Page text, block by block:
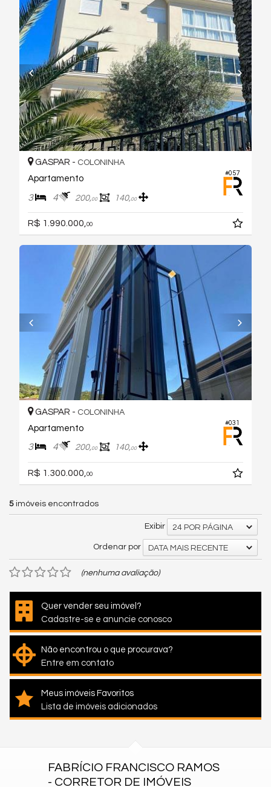
#057
GASPAR - COLONINHA
Apartamento
3 4 200,00 140,00
R$ 1.990.000,00
#031
GASPAR - COLONINHA
Apartamento
3 4 200,00 140,00
R$ 1.300.000, 00
5 imóveis encontrados
Exibir 24 POR PÁGINA
Ordenar por DATA MAIS RECENTE
(nenhuma avaliação)
Quer vender seu imóvel?
Cadastre-se e anuncie conosco
Não encontrou o que procurava?
Entre em contato
Meus imóveis Favoritos
Lista de imóveis adicionados
FABRÍCIO FRANCISCO RAMOS
- CORRETOR DE IMÓVEIS